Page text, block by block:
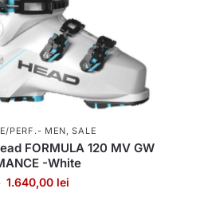
PERF.- MEN,SALE
FORMULA 120 MV GW
-White
1.640,00 lei